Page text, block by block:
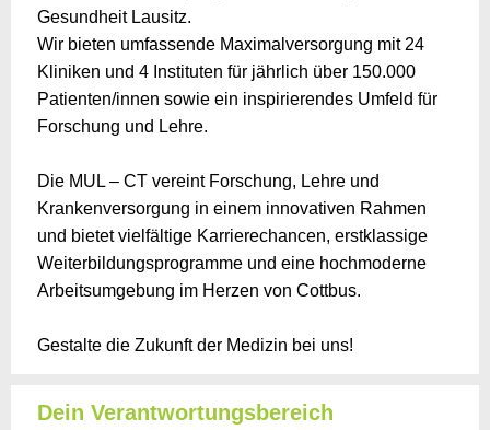
Gesundheit Lausitz.
Wir bieten umfassende Maximalversorgung mit 24
Kliniken und 4 Instituten für jährlich über 150.000
Patienten/innen sowie ein inspirierendes Umfeld für
Forschung und Lehre.
Die MUL – CT vereint Forschung, Lehre und
Krankenversorgung in einem innovativen Rahmen
und bietet vielfältige Karrierechancen, erstklassige
Weiterbildungsprogramme und eine hochmoderne
Arbeitsumgebung im Herzen von Cottbus.
Gestalte die Zukunft der Medizin bei uns!
Dein Verantwortungsbereich